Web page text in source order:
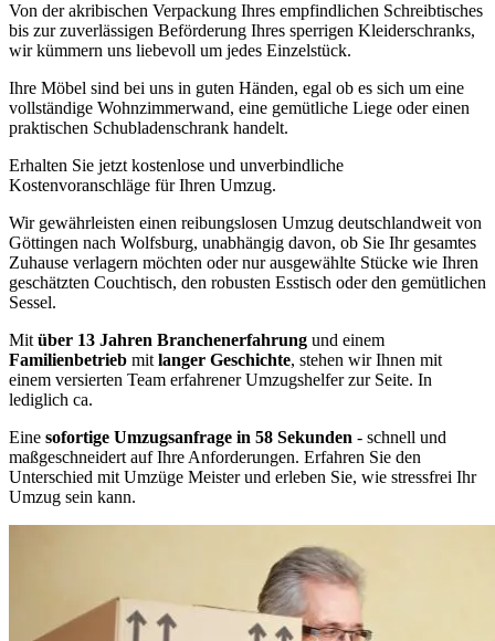
Von der akribischen Verpackung Ihres empfindlichen Schreibtisches
bis zur zuverlässigen Beförderung Ihres sperrigen Kleiderschranks,
wir kümmern uns liebevoll um jedes Einzelstück.
Ihre Möbel sind bei uns in guten Händen, egal ob es sich um eine
vollständige Wohnzimmerwand, eine gemütliche Liege oder einen
praktischen Schubladenschrank handelt.
Erhalten Sie jetzt kostenlose und unverbindliche
Kostenvoranschläge für Ihren Umzug.
Wir gewährleisten einen reibungslosen Umzug deutschlandweit von
Göttingen nach Wolfsburg, unabhängig davon, ob Sie Ihr gesamtes
Zuhause verlagern möchten oder nur ausgewählte Stücke wie Ihren
geschätzten Couchtisch, den robusten Esstisch oder den gemütlichen
Sessel.
Mit über 13 Jahren Branchenerfahrung und einem
Familienbetrieb mit langer Geschichte, stehen wir Ihnen mit
einem versierten Team erfahrener Umzugshelfer zur Seite. In
lediglich ca.
Eine sofortige Umzugsanfrage in 58 Sekunden - schnell und
maßgeschneidert auf Ihre Anforderungen. Erfahren Sie den
Unterschied mit Umzüge Meister und erleben Sie, wie stressfrei Ihr
Umzug sein kann.